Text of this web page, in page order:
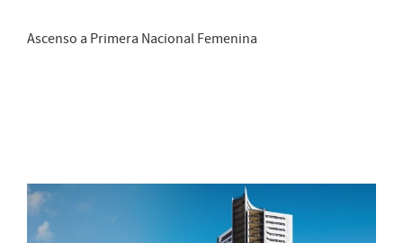
Ascenso a Primera Nacional Femenina